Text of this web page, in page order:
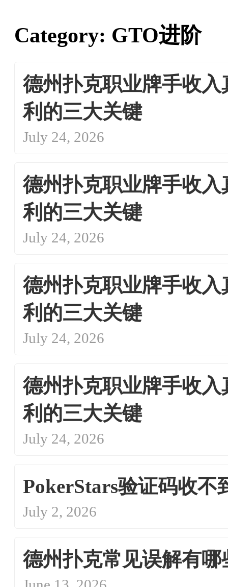
Category: GTO进阶
德州扑克职业牌手收
利的三大关键
July 24, 2026
德州扑克职业牌手收
利的三大关键
July 24, 2026
德州扑克职业牌手收
利的三大关键
July 24, 2026
德州扑克职业牌手收
利的三大关键
July 24, 2026
PokerStars验证码收不
July 2, 2026
德州扑克常见误解有